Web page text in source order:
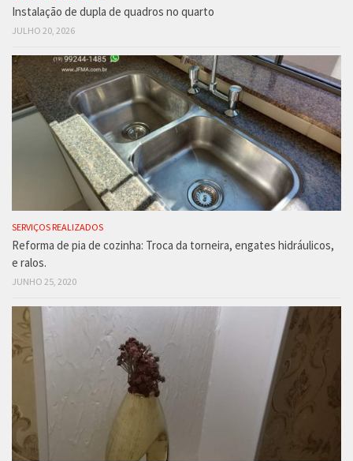
Instalação de dupla de quadros no quarto
JULHO 20, 2026
SERVIÇOS REALIZADOS
Reforma de pia de cozinha: Troca da torneira, engates hidráulicos,
e ralos.
JUNHO 25, 2020